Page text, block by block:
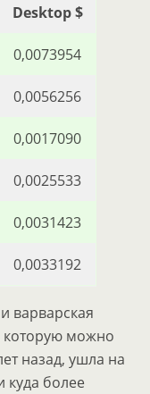
Desktop $
0,0073954
0,0056256
0,0017090
0,0025533
0,0031423
0,0033192
варварская
которую можно
назад, ушла на
куда более